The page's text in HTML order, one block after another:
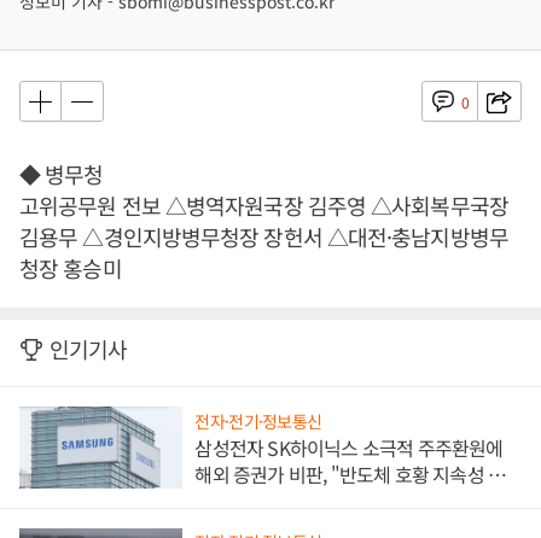
0
◆ 병무청
고위공무원 전보 △병역자원국장 김주영 △사회복무국장
김용무 △경인지방병무청장 장헌서 △대전·충남지방병무
청장 홍승미
인기기사
전자·전기·정보통신
삼성전자 SK하이닉스 소극적 주주환원에
해외 증권가 비판, "반도체 호황 지속성 의